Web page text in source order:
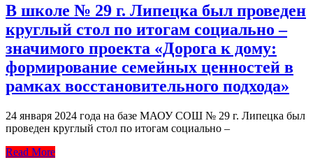
В школе № 29 г. Липецка был проведен
круглый стол по итогам социально –
значимого проекта «Дорога к дому:
формирование семейных ценностей в
рамках восстановительного подхода»
24 января 2024 года на базе МАОУ СОШ № 29 г. Липецка был
проведен круглый стол по итогам социально –
Read More